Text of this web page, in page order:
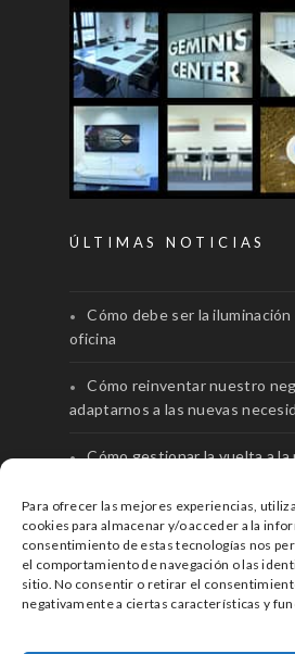
Para ofrecer las mejores experiencias,
cookies para almacenar y/o acceder a la
consentimiento de estas tecnologías nos
el comportamiento de navegación o las
sitio. No consentir o retirar el
negativamente a ciertas características y
ÚLTIMAS NOTICIAS
Cómo debe ser la
oficina
Cómo reinventar nuestro
adaptarnos a las nuevas
Cómo gestionar la vuelta a la